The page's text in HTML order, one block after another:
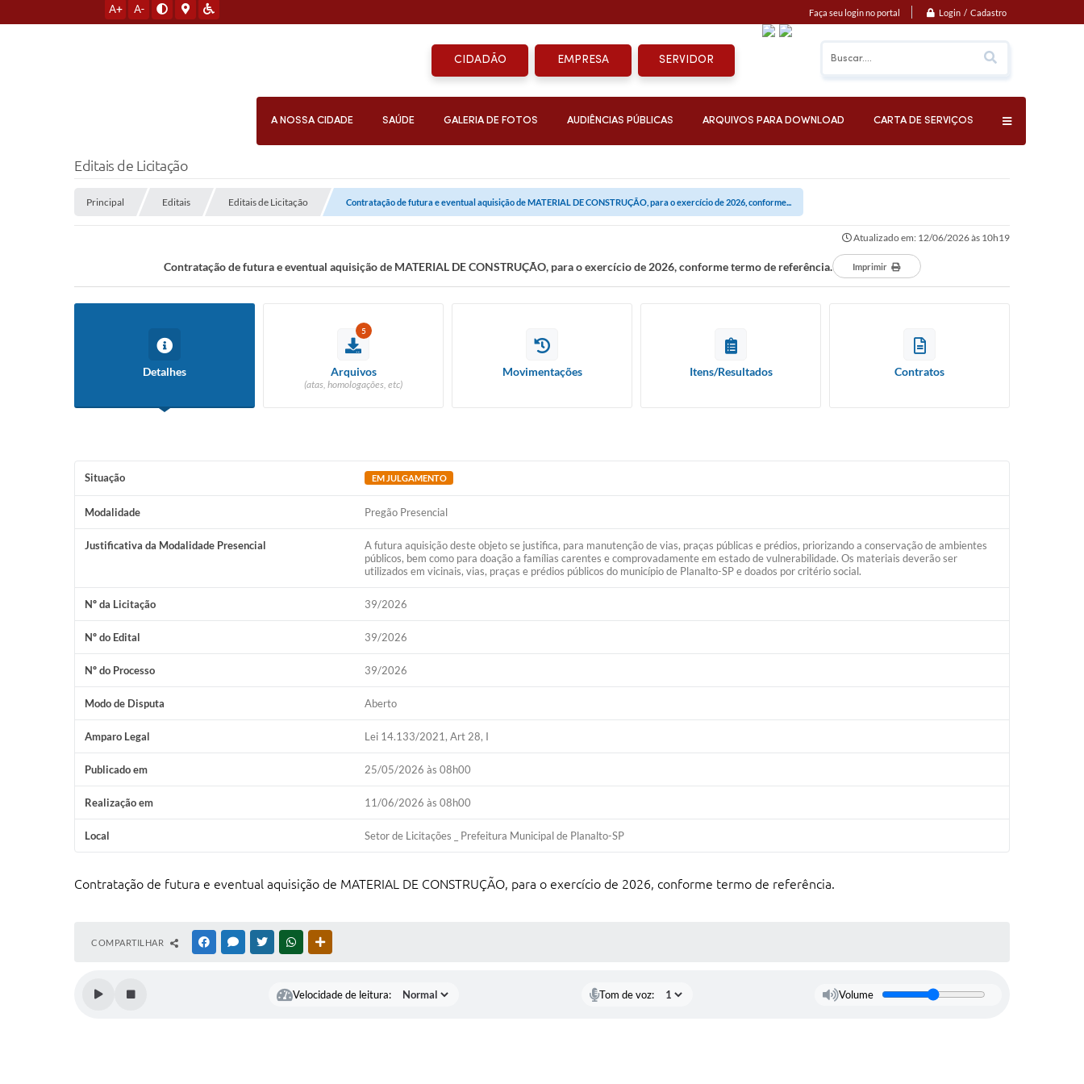
Faça seu login no portal Login / Cadastro
CIDADÃO EMPRESA SERVIDOR
A+ A-
A NOSSA CIDADE SAÚDE GALERIA DE FOTOS AUDIÊNCIAS PÚBLICAS ARQUIVOS PARA DOWNLOAD CARTA DE SERVIÇOS
Editais de Licitação
Principal Editais Editais de Licitação Contratação de futura e eventual aquisição de MATERIAL DE CONSTRUÇÃO, para o exercício de 2026, conforme...
Atualizado em: 12/06/2026 às 10h19
Contratação de futura e eventual aquisição de MATERIAL DE CONSTRUÇÃO, para o exercício de 2026, conforme termo de referência. Imprimir
Detalhes
5
Arquivos
(atas, homologações, etc)
Movimentações Itens/Resultados Contratos
Situação EM JULGAMENTO
Modalidade Pregão Presencial
Justificativa da Modalidade Presencial
A futura aquisição deste objeto se justifica, para manutenção de vias, praças públicas e prédios, priorizando a conservação de ambientes
públicos, bem como para doação a famílias carentes e comprovadamente em estado de vulnerabilidade. Os materiais deverão ser
utilizados em vicinais, vias, praças e prédios públicos do município de Planalto-SP e doados por critério social.
Nº da Licitação 39/2026
Nº do Edital 39/2026
Nº do Processo 39/2026
Modo de Disputa Aberto
Amparo Legal Lei 14.133/2021, Art 28, I
Publicado em 25/05/2026 às 08h00
Realização em 11/06/2026 às 08h00
Local Setor de Licitações _ Prefeitura Municipal de Planalto-SP
Contratação de futura e eventual aquisição de MATERIAL DE CONSTRUÇÃO, para o exercício de 2026, conforme termo de referência.
COMPARTILHAR FACEBOOKMESSENGER
TWITTERWHATSAPP
Velocidade de leitura: Tom de voz: Volume